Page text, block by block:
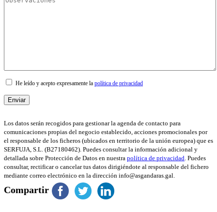
He leído y acepto expresamente la política de privacidad
Los datos serán recogidos para gestionar la agenda de contacto para
comunicaciones propias del negocio establecido, acciones promocionales por
el responsable de los ficheros (ubicados en territorio de la unión europea) que es
SERFUJA, S.L. (B27180462). Puedes consultar la información adicional y
detallada sobre Protección de Datos en nuestra política de privacidad. Puedes
consultar, rectificar o cancelar tus datos dirigiéndote al responsable del fichero
mediante correo electrónico en la dirección info@asgandaras.gal.
Compartir